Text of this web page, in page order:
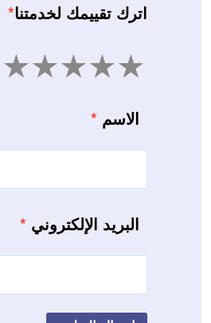
اترك تقييمك لخدمتنا*
4 3 2 1
الاسم *
البريد الإلكتروني *